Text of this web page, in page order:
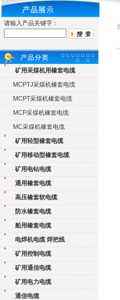
请输入产品关键字：
矿用采煤机用橡套电缆
MCPTJ采煤机橡套电缆
MCPT采煤机橡套电缆
MCP采煤机橡套电缆
MC采煤机橡套电缆
矿用轻型橡套电缆
矿用移动型橡套电缆
矿用电钻电缆
通用橡套电缆
高压橡套软电缆
防水橡套电缆
船用橡套电缆
电焊机电缆 焊把线
矿用控制电缆
矿用通信电缆
矿用电力电缆
通信电缆